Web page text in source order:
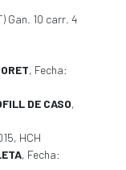
Gan. 10 carr. 4
, Fecha:
DE CASO,
HCH
, Fecha: